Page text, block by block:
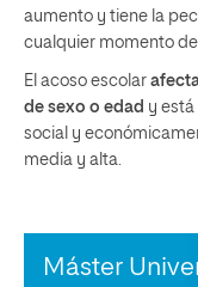
aumento y tiene la
cualquier momento
El acoso escolar
de sexo o edad y
social y
media y alta.
Máster